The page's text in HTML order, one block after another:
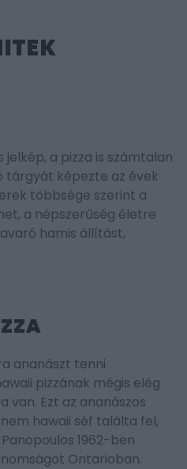
a pizza is számtalan
tárgyát képezte az évek
többsége szerint a
a népszerűség életre
hamis állítást,
ananászt tenni
pizzának mégis elég
van. Ezt az ananászos
hawaii séf találta fel,
1962-ben
Ontarioban.